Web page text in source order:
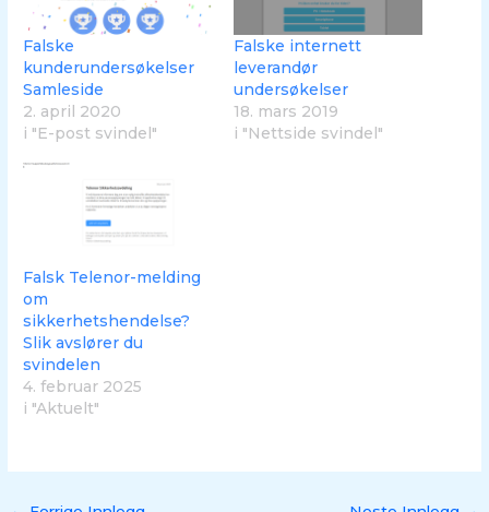
Falske
kunderundersøkelser
Samleside
2. april 2020
i "E-post svindel"
Falske internett
leverandør
undersøkelser
18. mars 2019
i "Nettside svindel"
Falsk Telenor-melding
om
sikkerhetshendelse?
Slik avslører du
svindelen
4. februar 2025
i "Aktuelt"